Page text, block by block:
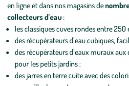
en ligne et dans nos magasins de
collecteurs d’eau :
les classiques cuves rondes entre 250
des récupérateurs d’eau cubiques,
des récupérateurs d’eaux muraux aux
pour les petits jardins ;
des jarres en terre cuite avec des